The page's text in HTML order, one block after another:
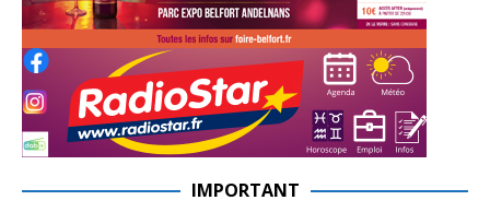
IMPORTANT